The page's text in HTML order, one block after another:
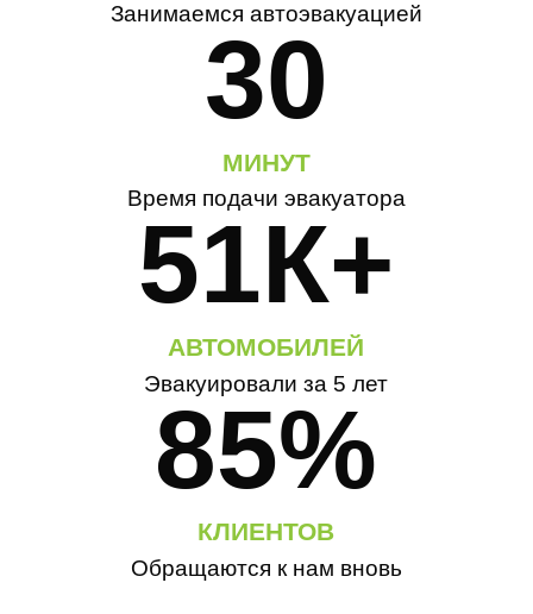
Занимаемся автоэвакуацией
30
МИНУТ
Время подачи эвакуатора
51К+
АВТОМОБИЛЕЙ
Эвакуировали за 5 лет
85%
КЛИЕНТОВ
Обращаются к нам вновь